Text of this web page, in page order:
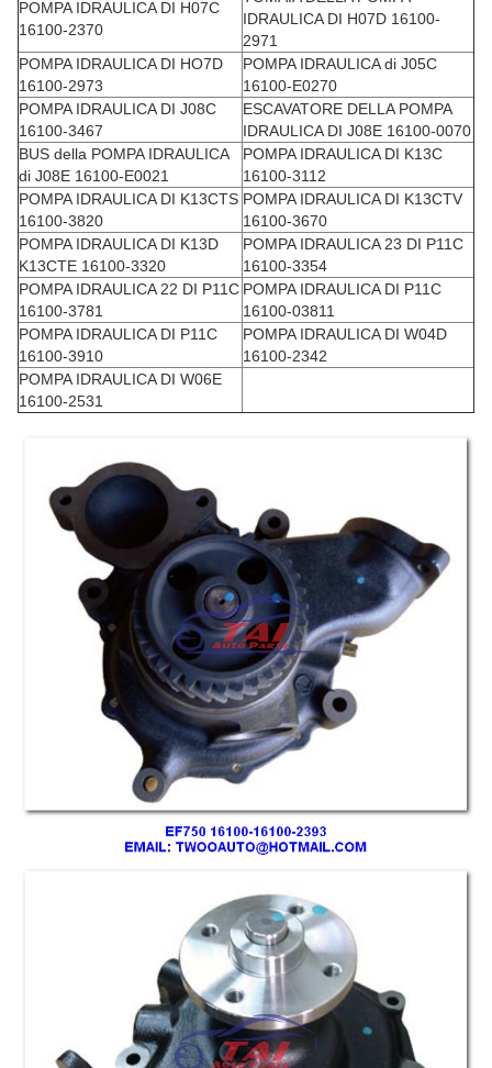
POMPA IDRAULICA DI H07C
16100-2370
IDRAULICA DI H07D 16100-
2971
POMPA IDRAULICA DI HO7D
16100-2973
POMPA IDRAULICA di J05C
16100-E0270
POMPA IDRAULICA DI J08C
16100-3467
ESCAVATORE DELLA POMPA
IDRAULICA DI J08E 16100-0070
BUS della POMPA IDRAULICA
di J08E 16100-E0021
POMPA IDRAULICA DI K13C
16100-3112
POMPA IDRAULICA DI K13CTS
16100-3820
POMPA IDRAULICA DI K13CTV
16100-3670
POMPA IDRAULICA DI K13D
K13CTE 16100-3320
POMPA IDRAULICA 23 DI P11C
16100-3354
POMPA IDRAULICA 22 DI P11C
16100-3781
POMPA IDRAULICA DI P11C
16100-03811
POMPA IDRAULICA DI P11C
16100-3910
POMPA IDRAULICA DI W04D
16100-2342
POMPA IDRAULICA DI W06E
16100-2531